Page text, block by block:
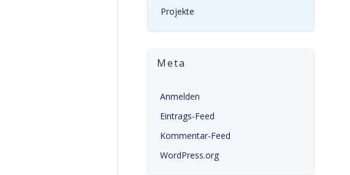
Projekte
Meta
Anmelden
Eintrags-Feed
Kommentar-Feed
WordPress.org